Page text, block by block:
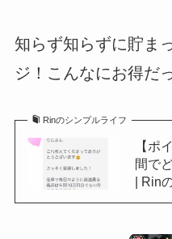
知らず知らずに貯ま
ジ！こんなにお得だ
Rinのシンプルライフ
【ポ
間で
| Rin